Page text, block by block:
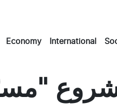
Economy International